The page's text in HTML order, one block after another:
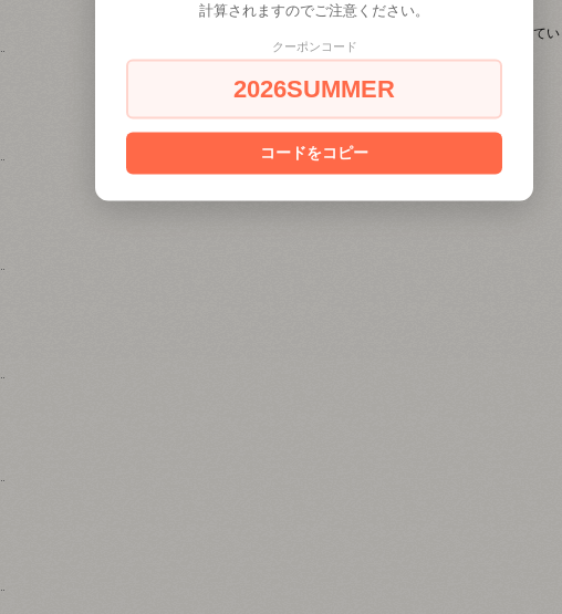
全 [16] 商品中 [1-16] 商品を表示して
計算されますのでご注意ください。
クーポンコード
2026SUMMER
コードをコピー